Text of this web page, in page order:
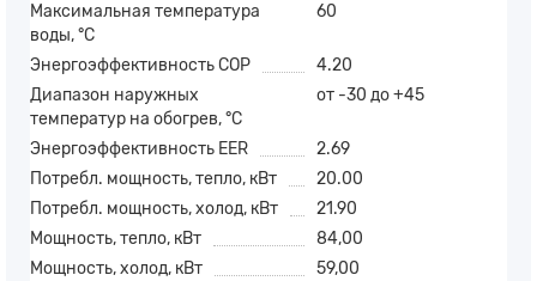
Максимальная температура
воды, °С
60
Энергоэффективность COP
4.20
Диапазон наружных
температур на обогрев, °С
от -30 до +45
Энергоэффективность EER
2.69
Потребл. мощность, тепло, кВт
20.00
Потребл. мощность, холод, кВт
21.90
Мощность, тепло, кВт
84,00
Мощность, холод, кВт
59,00